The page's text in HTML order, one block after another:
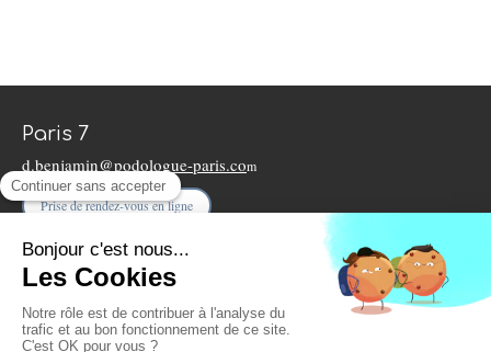
Paris 7
d.benjamin@podologue-paris.com
Prise de rendez-vous en ligne
Plan du site
Mentions légales
9 rue Léon Vaudoyer